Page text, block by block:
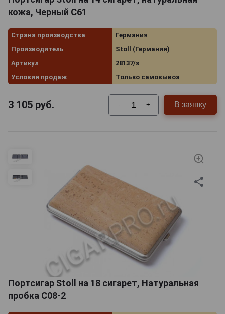
кожа, Черный C61
Страна производства
Германия
Производитель
Stoll (Германия)
Артикул
28137/s
Условия продаж
Только самовывоз
3 105 руб. - + В заявку
Портсигар Stoll на 18 сигарет, Натуральная
пробка C08-2